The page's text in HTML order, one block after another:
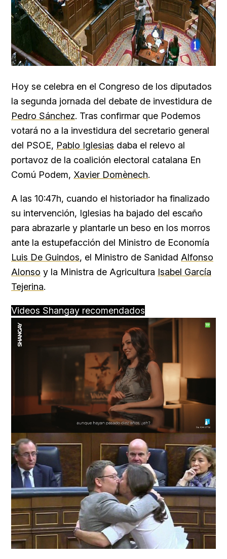
Hoy se celebra en el Congreso de los diputados
la segunda jornada del debate de investidura de
Pedro Sánchez. Tras confirmar que Podemos
votará no a la investidura del secretario general
del PSOE, Pablo Iglesias daba el relevo al
portavoz de la coalición electoral catalana En
Comú Podem, Xavier Domènech.
A las 10:47h, cuando el historiador ha finalizado
su intervención, Iglesias ha bajado del escaño
para abrazarle y plantarle un beso en los morros
ante la estupefacción del Ministro de Economía
Luis De Guindos, el Ministro de Sanidad Alfonso
Alonso y la Ministra de Agricultura Isabel García
Tejerina.
Videos Shangay recomendados
Loaded
76.68%